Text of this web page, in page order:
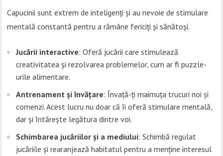
Capucinii sunt extrem de inteligenți și au nevoie de stimulare
mentală constantă pentru a rămâne fericiți și sănătoși.
Jucării interactive: Oferă jucării care stimulează
creativitatea și rezolvarea problemelor, cum ar fi puzzle-
urile alimentare.
Antrenament și învățare: Învață-ți maimuța trucuri noi și
comenzi. Acest lucru nu doar că îi oferă stimulare mentală,
dar și întărește legătura dintre voi.
Schimbarea jucăriilor și a mediului: Schimbă regulat
jucăriile și rearanjează habitatul pentru a menține interesul